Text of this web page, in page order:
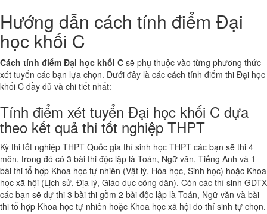
Hướng dẫn cách tính điểm Đại
học khối C
Cách tính điểm Đại học khối C sẽ phụ thuộc vào từng phương thức
xét tuyển các bạn lựa chọn. Dưới đây là các cách tính điểm thi Đại học
khối C đầy đủ và chi tiết nhất:
Tính điểm xét tuyển Đại học khối C dựa
theo kết quả thi tốt nghiệp THPT
Kỳ thi tốt nghiệp THPT Quốc gia thí sinh học THPT các bạn sẽ thi 4
môn, trong đó có 3 bài thi độc lập là Toán, Ngữ văn, Tiếng Anh và 1
bài thi tổ hợp Khoa học tự nhiên (Vật lý, Hóa học, Sinh học) hoặc Khoa
học xã hội (Lịch sử, Địa lý, Giáo dục công dân). Còn các thí sinh GDTX
các bạn sẽ dự thi 3 bài thi gồm 2 bài độc lập là Toán, Ngữ văn và bài
thi tổ hợp Khoa học tự nhiên hoặc Khoa học xã hội do thí sinh tự chọn.